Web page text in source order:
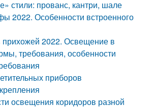
стили: прованс, кантри, шале
2022. Особенности встроенного
2022. Освещение в
требования, особенности
приборов
освещения коридоров разной